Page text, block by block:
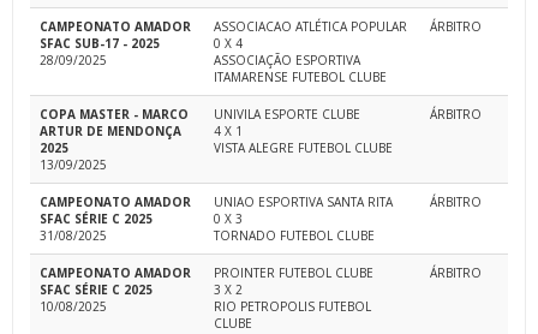
CAMPEONATO AMADOR
SFAC SUB-17 - 2025
28/09/2025
ASSOCIACAO ATLÉTICA POPULAR
0 X 4
ASSOCIAÇÃO ESPORTIVA
ITAMARENSE FUTEBOL CLUBE
ÁRBITRO
COPA MASTER - MARCO
ARTUR DE MENDONÇA
2025
13/09/2025
UNIVILA ESPORTE CLUBE
4 X 1
VISTA ALEGRE FUTEBOL CLUBE
ÁRBITRO
CAMPEONATO AMADOR
SFAC SÉRIE C 2025
31/08/2025
UNIAO ESPORTIVA SANTA RITA
0 X 3
TORNADO FUTEBOL CLUBE
ÁRBITRO
CAMPEONATO AMADOR
SFAC SÉRIE C 2025
10/08/2025
PROINTER FUTEBOL CLUBE
3 X 2
RIO PETROPOLIS FUTEBOL
CLUBE
ÁRBITRO